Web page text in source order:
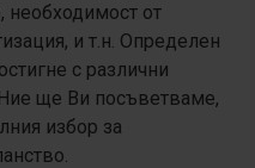
необходимост от
и т.н. Определен
с различни
ще Ви посъветваме,
избор за